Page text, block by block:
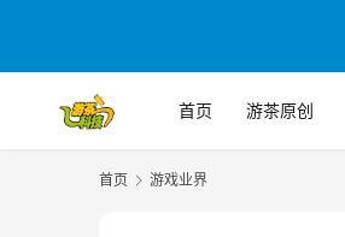
首页 游茶原创
首页 游戏业界